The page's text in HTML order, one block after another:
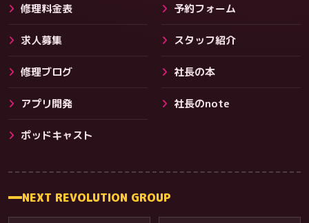
修理料金表 予約フォーム
求人募集 スタッフ紹介
修理ブログ 社長の本
アプリ開発 社長のnote
ポッドキャスト
NEXT REVOLUTION GROUP